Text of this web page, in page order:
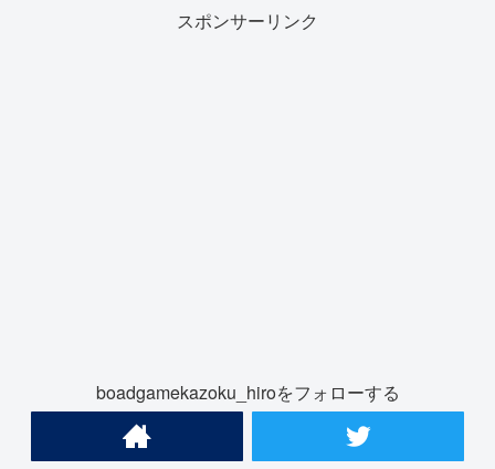
スポンサーリンク
boadgamekazoku_hiroをフォローする